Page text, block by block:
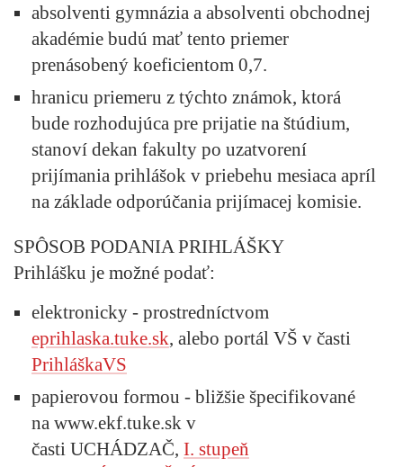
absolventi gymnázia a absolventi obchodnej
akadémie budú mať tento priemer
prenásobený koeficientom 0,7.
hranicu priemeru z týchto známok, ktorá
bude rozhodujúca pre prijatie na štúdium,
stanoví dekan fakulty po uzatvorení
prijímania prihlášok v priebehu mesiaca apríl
na základe odporúčania prijímacej komisie.
SPÔSOB PODANIA PRIHLÁŠKY
Prihlášku je možné podať:
elektronicky - prostredníctvom
eprihlaska.tuke.sk, alebo portál VŠ v časti
PrihláškaVS
papierovou formou - bližšie špecifikované
na www.ekf.tuke.sk v
časti UCHÁDZAČ, I. stupeň